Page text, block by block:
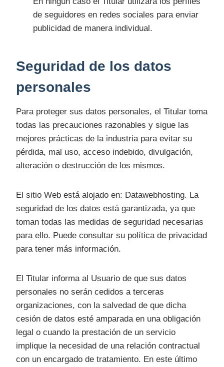
de seguidores en redes sociales para enviar
publicidad de manera individual.
Seguridad de los datos
personales
Para proteger sus datos personales, el Titular toma
todas las precauciones razonables y sigue las
mejores prácticas de la industria para evitar su
pérdida, mal uso, acceso indebido, divulgación,
alteración o destrucción de los mismos.
El sitio Web está alojado en: Datawebhosting. La
seguridad de los datos está garantizada, ya que
toman todas las medidas de seguridad necesarias
para ello. Puede consultar su política de privacidad
para tener más información.
El Titular informa al Usuario de que sus datos
personales no serán cedidos a terceras
organizaciones, con la salvedad de que dicha
cesión de datos esté amparada en una obligación
legal o cuando la prestación de un servicio
implique la necesidad de una relación contractual
con un encargado de tratamiento. En este último